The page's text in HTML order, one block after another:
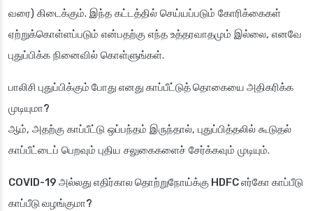
வரை) கிடைக்கும். இந்த கட்டத்தில் செய்யப்படும் கோரிக்கைகள்
ஏற்றுக்கொள்ளப்படும் என்பதற்கு எந்த உத்தரவாதமும் இல்லை, எனவே
புதுப்பிக்க நினைவில் கொள்ளுங்கள்.
பாலிசி புதுப்பிக்கும் போது எனது காப்பீட்டுத் தொகையை அதிகரிக்க
முடியுமா?
ஆம், அதற்கு காப்பீட்டு ஒப்பந்தம் இருந்தால், புதுப்பித்தலில் கூடுதல்
காப்பீட்டைப் பெறவும் புதிய சலுகைகளைச் சேர்க்கவும் முடியும்.
COVID-19 அல்லது எதிர்கால தொற்றுநோய்க்கு HDFC எர்கோ காப்பீடு
காப்பீடு வழங்குமா?